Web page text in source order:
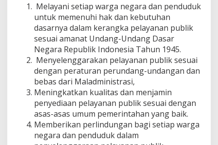
Melayani setiap warga negara dan penduduk
untuk memenuhi hak dan kebutuhan
dasarnya dalam kerangka pelayanan publik
sesuai amanat Undang-Undang Dasar
Negara Republik Indonesia Tahun 1945.
Menyelenggarakan pelayanan publik sesuai
dengan peraturan perundang-undangan dan
bebas dari Maladministrasi,
Meningkatkan kualitas dan menjamin
penyediaan pelayanan publik sesuai dengan
asas-asas umum pemerintahan yang baik.
Memberikan perlindungan bagi setiap warga
negara dan penduduk dalam